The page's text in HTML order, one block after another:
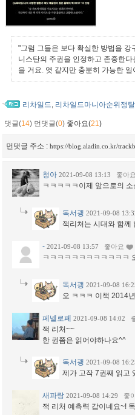
"그럼 그들은 보다 확실한 방법을
니스탄의 주권을 인정하고 존중한
을 거요. 엿 같지만 충분히 가능한 일
리차일드, 리차일드마니아순위쟁
댓글(14) 먼댓글(0) 좋아요(21)
먼댓글 주소 : https://blog.aladin.co.kr/
청아 2021-09-08 13:13 좋아요
ㅋㅋㅋㅋㅋ이제 앞으로의
독서괭 2021-09-08
잭리처는 시대와 함께
- 2021-09-08 13:57 좋아요
ㅋㅋㅋㅋㅋㅋㅋㅋㅋㅋㅋㅋ
독서괭 2021-09-08
오 ㅋㅋㅋ 이책 2014
페넬로페 2021-09-08 14:02
잭 리처~~
한 권쯤은 읽어야하나요^^
독서괭 2021-09-08
제가 고작 7권째 읽고
새파랑 2021-09-08 14:29 좋
잭 리처 예측력 갑이네요~!